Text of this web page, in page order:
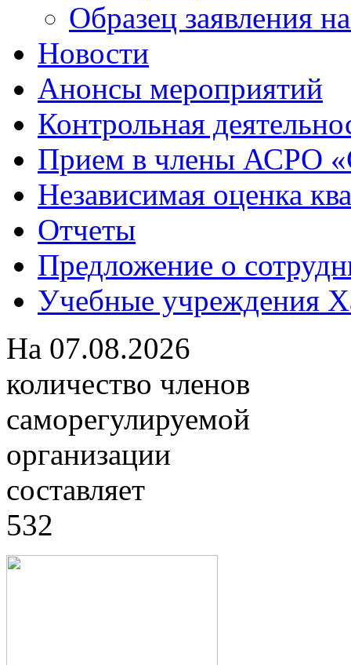
Образец заявления
Новости
Анонсы мероприятий
Контрольная
Прием в члены АСРО
Независимая оценка
Отчеты
Предложение о
Учебные учреждения
На 07.08.2026
количество членов
саморегулируемой
организации
составляет
532